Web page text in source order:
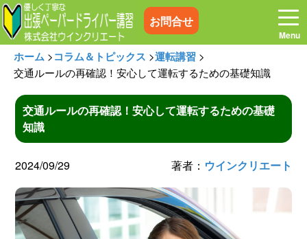
お問合せ
ホーム お電話はこちら
プログラム 講習料金
お客様の声 コラム&トピックス
ホーム >コラム＆トピックス >運転講習 >
交通ルールの再確認！安心して運転するための基礎知識
交通ルールの再確認！安心して運転するための基礎
知識
2024/09/29 著者： ウインクリエート